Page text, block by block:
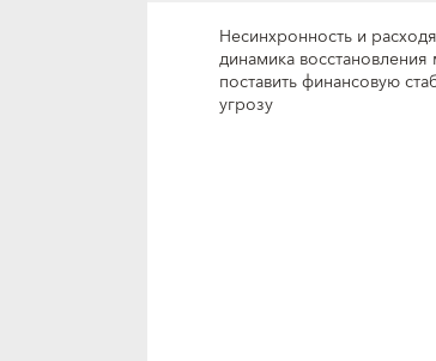
Несинхронность и
динамика восстановления
поставить финансовую
угрозу